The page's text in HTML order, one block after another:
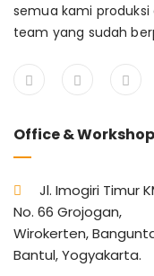
semua kami
team yang sudah
Office & Workshop
Jl. Imogiri Timur
No. 66 Grojogan,
Wirokerten,
Bantul, Yogyakarta.